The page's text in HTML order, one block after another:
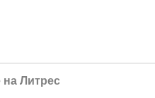
Литрес